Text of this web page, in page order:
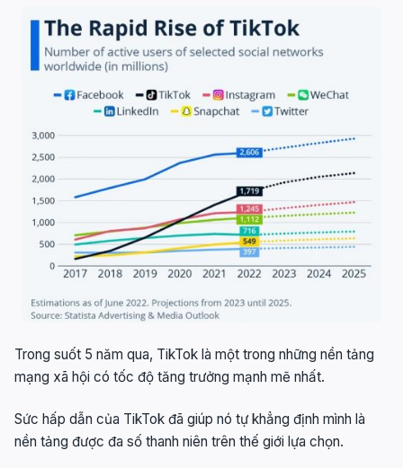
Trong suốt 5 năm qua, TikTok là một trong những nền tảng
mạng xã hội có tốc độ tăng trưởng mạnh mẽ nhất.
Sức hấp dẫn của TikTok đã giúp nó tự khẳng định mình là
nền tảng được đa số thanh niên trên thế giới lựa chọn.